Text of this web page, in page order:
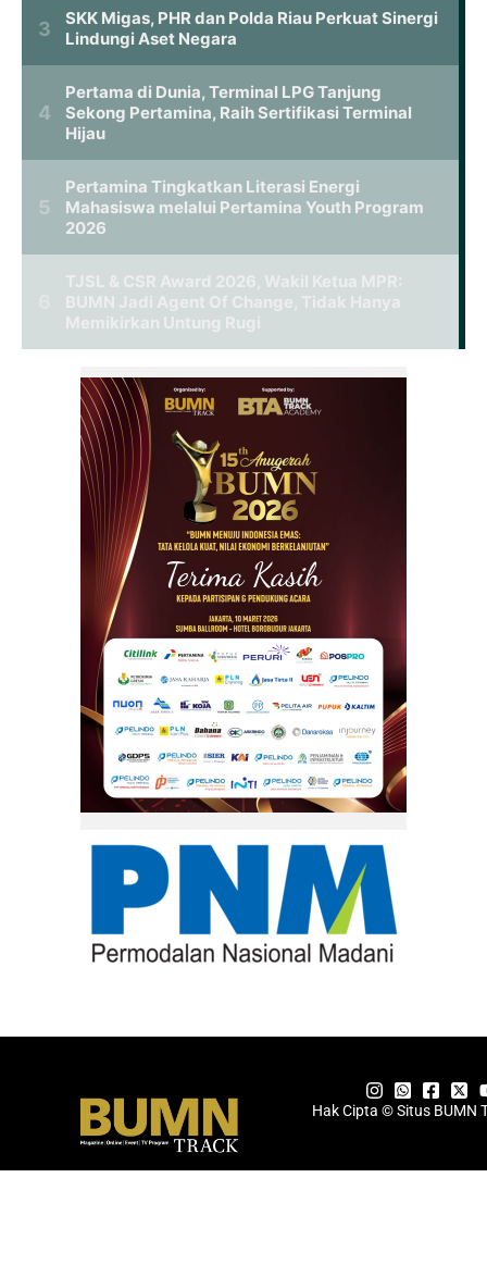
Hak Cipta © Situs BUMN